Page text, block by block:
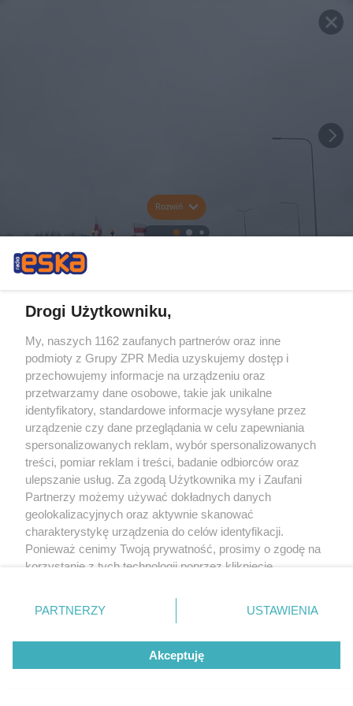
Rozwiń
Drogi Użytkowniku,
My, naszych 1162 zaufanych partnerów oraz inne
podmioty z Grupy ZPR Media uzyskujemy dostęp i
przechowujemy informacje na urządzeniu oraz
przetwarzamy dane osobowe, takie jak unikalne
identyfikatory, standardowe informacje wysyłane przez
urządzenie czy dane przeglądania w celu zapewniania
spersonalizowanych reklam, wybór spersonalizowanych
treści, pomiar reklam i treści, badanie odbiorców oraz
ulepszanie usług. Za zgodą Użytkownika my i Zaufani
Partnerzy możemy używać dokładnych danych
geolokalizacyjnych oraz aktywnie skanować
charakterystykę urządzenia do celów identyfikacji.
Ponieważ cenimy Twoją prywatność, prosimy o zgodę na
korzystanie z tych technologii poprzez kliknięcie
zmienić/wycofać klikając przycisk ustawień prywatności
znajdujący się w lewym dolnym rogu strony
rodzaje przetwarzania danych nie wymagają zgody
użytkownika, ale masz prawo sprzeciwić się takiemu
przetwarzaniu. Preferencje będą miały zastosowanie tylko
PARTNERZY USTAWIENIA
Akceptuję